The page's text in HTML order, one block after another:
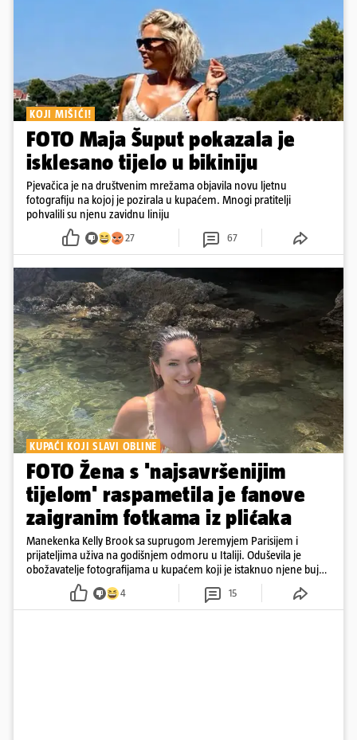
KOJI MIŠIĆI!
FOTO Maja Šuput pokazala je
isklesano tijelo u bikiniju
Pjevačica je na društvenim mrežama objavila novu ljetnu
fotografiju na kojoj je pozirala u kupaćem. Mnogi pratitelji
pohvalili su njenu zavidnu liniju
27 67
KUPAĆI KOJI SLAVI OBLINE
FOTO Žena s 'najsavršenijim
tijelom' raspametila je fanove
zaigranim fotkama iz plićaka
Manekenka Kelly Brook sa suprugom Jeremyjem Parisijem i
prijateljima uživa na godišnjem odmoru u Italiji. Oduševila je
obožavatelje fotografijama u kupaćem koji je istaknuo njene bujne
4 15